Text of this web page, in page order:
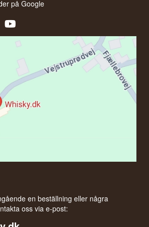
påGoogle
en beställning eller några
oss via e-post: